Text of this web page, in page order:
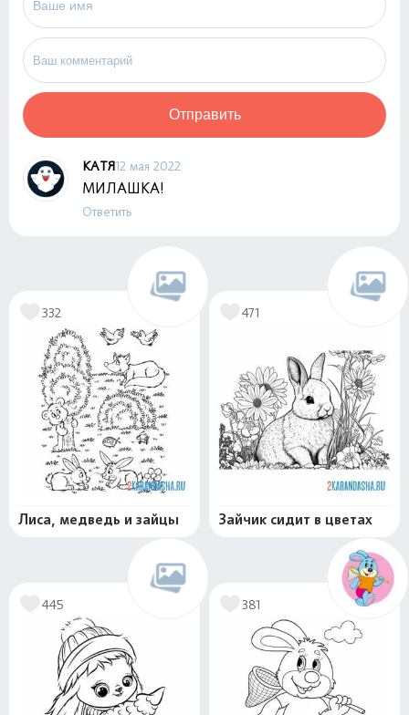
Отправить
КАТЯ12 мая 2022
МИЛАШКА!
Ответить
332
Лиса, медведь и зайцы
471
Зайчик сидит в цветах
445 381